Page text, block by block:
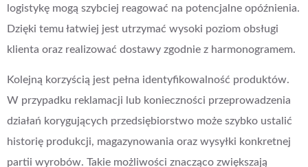
logistykę mogą szybciej reagować na potencjalne opóźnienia.
Dzięki temu łatwiej jest utrzymać wysoki poziom obsługi
klienta oraz realizować dostawy zgodnie z harmonogramem.
Kolejną korzyścią jest pełna identyfikowalność produktów.
W przypadku reklamacji lub konieczności przeprowadzenia
działań korygujących przedsiębiorstwo może szybko ustalić
historię produkcji, magazynowania oraz wysyłki konkretnej
partii wyrobów. Takie możliwości znacząco zwiększają